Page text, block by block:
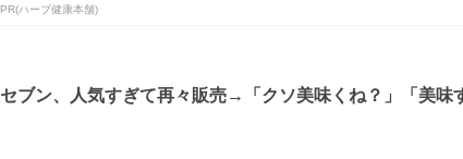
PR(ハーブ健康本舗)
セブン、人気すぎて再々販売→「クソ美味くね？」「美味